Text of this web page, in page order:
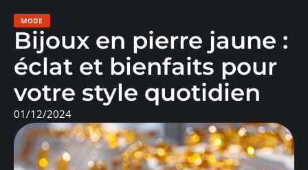
MODE
Bijoux en pierre jaune :
éclat et bienfaits pour
votre style quotidien
01/12/2024